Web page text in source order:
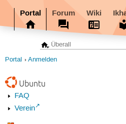
Portal Forum Wiki
Portal Anmelden
Ubuntu
FAQ
Verein